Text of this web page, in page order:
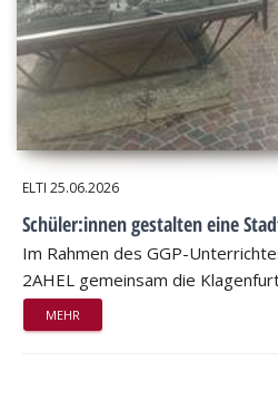
ELTI 25.06.2026
Schüler:innen gestalten eine
Im Rahmen des GGP-
2AHEL gemeinsam die
MEHR